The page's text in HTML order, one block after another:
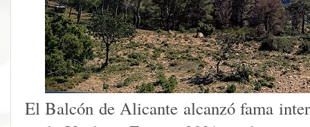
El Balcón de Alicante alcanzó fama